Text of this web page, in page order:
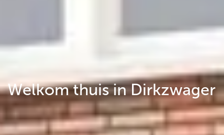
Welkom thuis in Dirkzwager